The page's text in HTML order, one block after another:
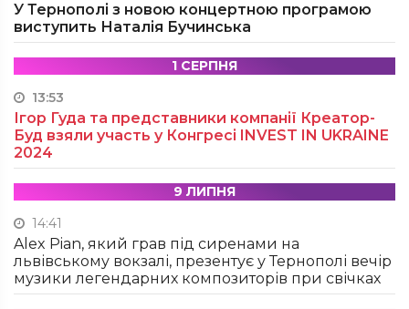
У Тернополі з новою концертною програмою
виступить Наталія Бучинська
1 СЕРПНЯ
13:53
Ігор Гуда та представники компанії Креатор-
Буд взяли участь у Конгресі INVEST IN UKRAINE
2024
9 ЛИПНЯ
14:41
Alex Pian, який грав під сиренами на
львівському вокзалі, презентує у Тернополі вечір
музики легендарних композиторів при свічках